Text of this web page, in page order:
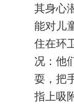
其身心
能对儿
住在环
况：他
耍，把
指上吸